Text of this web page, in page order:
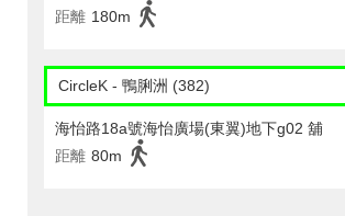
距離 180m
CircleK - 鴨脷洲 (382)
海怡路18a號海怡廣場(東翼)地下g02 舖
距離 80m